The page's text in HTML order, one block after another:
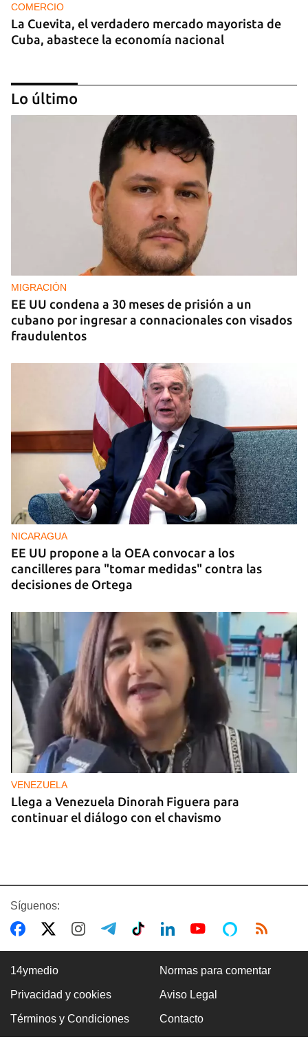
COMERCIO
La Cuevita, el verdadero mercado mayorista de
Cuba, abastece la economía nacional
EE UU duplica sus ventas de combustible al
sector privado cubano
Lo último
MIGRACIÓN
EE UU condena a 30 meses de prisión a un
cubano por ingresar a connacionales con visados
fraudulentos
NICARAGUA
EE UU propone a la OEA convocar a los
cancilleres para "tomar medidas" contra las
decisiones de Ortega
VENEZUELA
Llega a Venezuela Dinorah Figuera para
continuar el diálogo con el chavismo
VILLA CLARA
Dos fallecidos en el derrumbe de un edificio en
Síguenos:
14ymedio Normas para comentar
Privacidad y cookies Aviso Legal
Términos y Condiciones Contacto